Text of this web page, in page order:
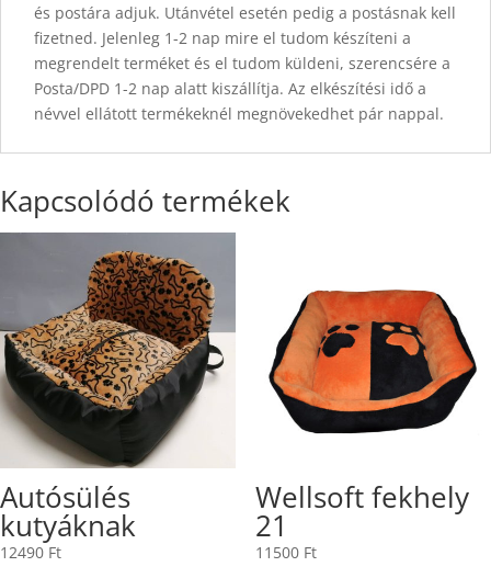
és postára adjuk. Utánvétel esetén pedig a postásnak kell
fizetned. Jelenleg 1-2 nap mire el tudom készíteni a
megrendelt terméket és el tudom küldeni, szerencsére a
Posta/DPD 1-2 nap alatt kiszállítja. Az elkészítési idő a
névvel ellátott termékeknél megnövekedhet pár nappal.
Kapcsolódó termékek
Autósülés
kutyáknak
12490 Ft
Wellsoft fekhely
21
11500 Ft